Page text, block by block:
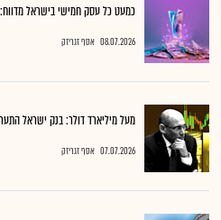
כמעט כל עסק חמישי בישראל
08.07.2026 אסף זגריזק
מעל מיליארד דולר: בנק ישראל
07.07.2026 אסף זגריזק